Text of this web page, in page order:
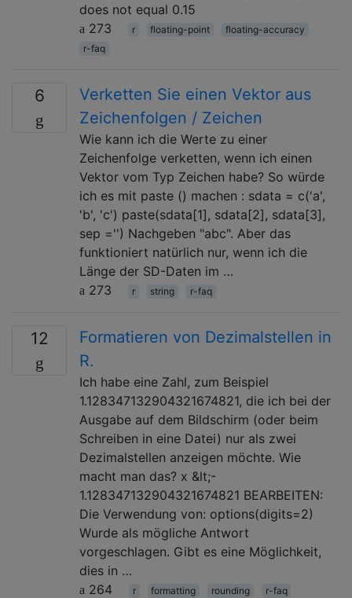
does not equal 0.15
273
r floating-point
floating-accuracy
r-faq
6
Verketten Sie einen Vektor aus
Zeichenfolgen / Zeichen
Wie kann ich die Werte zu einer
Zeichenfolge verketten, wenn ich einen
Vektor vom Typ Zeichen habe? So würde
ich es mit paste () machen : sdata = c('a',
'b', 'c') paste(sdata[1], sdata[2], sdata[3],
sep ='') Nachgeben "abc". Aber das
funktioniert natürlich nur, wenn ich die
Länge der SD-Daten im …
273
r string r-faq
12
Formatieren von Dezimalstellen in
R.
Ich habe eine Zahl, zum Beispiel
1.128347132904321674821, die ich bei der
Ausgabe auf dem Bildschirm (oder beim
Schreiben in eine Datei) nur als zwei
Dezimalstellen anzeigen möchte. Wie
macht man das? x &lt;-
1.128347132904321674821 BEARBEITEN:
Die Verwendung von: options(digits=2)
Wurde als mögliche Antwort
vorgeschlagen. Gibt es eine Möglichkeit,
dies in …
264
r formatting rounding r-faq